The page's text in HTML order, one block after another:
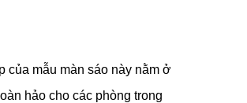
của mẫu màn sáo này nằm ở
hảo cho các phòng trong